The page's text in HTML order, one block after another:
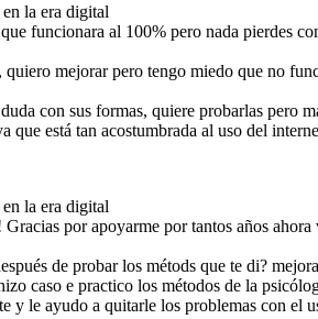
la era digital
funcionara al 100% pero nada pierdes
quiero mejorar pero tengo miedo que no
con sus formas, quiere probarlas pero
que está tan acostumbrada al uso del
la era digital
por apoyarme por tantos años
de probar los métods que te di?
caso e practico los métodos de la
y le ayudo a quitarle los problemas con el